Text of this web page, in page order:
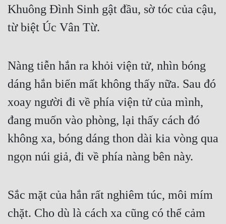
Khuông Đình Sinh gật đầu, sờ tóc của cậu,
từ biệt Úc Vân Từ.
Nàng tiễn hắn ra khỏi viện tử, nhìn bóng
dáng hắn biến mất không thấy nữa. Sau đó
xoay người đi về phía viện tử của mình,
đang muốn vào phòng, lại thấy cách đó
không xa, bóng dáng thon dài kia vòng qua
ngọn núi giả, đi về phía nàng bên này.
Sắc mặt của hắn rất nghiêm túc, môi mím
chặt. Cho dù là cách xa cũng có thể cảm